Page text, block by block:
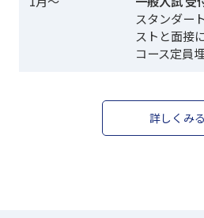
スタンダー
ストと面接
コース定員
詳しくみる